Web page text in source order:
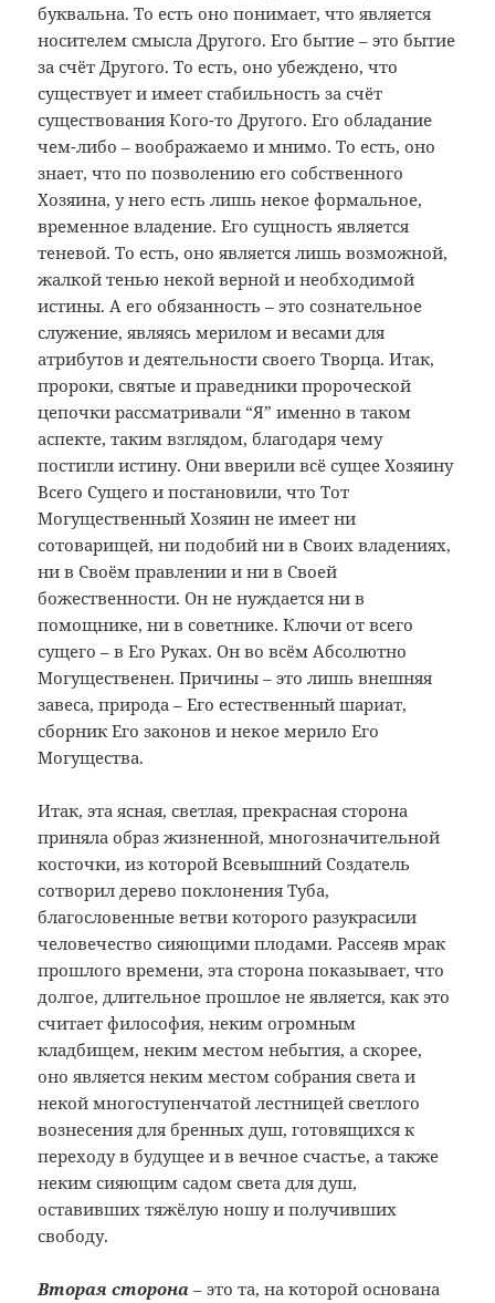
буквальна. То есть оно понимает, что является
носителем смысла Другого. Его бытие – это бытие
за счёт Другого. То есть, оно убеждено, что
существует и имеет стабильность за счёт
существования Кого-то Другого. Его обладание
чем-либо – воображаемо и мнимо. То есть, оно
знает, что по позволению его собственного
Хозяина, у него есть лишь некое формальное,
временное владение. Его сущность является
теневой. То есть, оно является лишь возможной,
жалкой тенью некой верной и необходимой
истины. А его обязанность – это сознательное
служение, являясь мерилом и весами для
атрибутов и деятельности своего Творца. Итак,
пророки, святые и праведники пророческой
цепочки рассматривали “Я” именно в таком
аспекте, таким взглядом, благодаря чему
постигли истину. Они вверили всё сущее Хозяину
Всего Сущего и постановили, что Тот
Могущественный Хозяин не имеет ни
сотоварищей, ни подобий ни в Своих владениях,
ни в Своём правлении и ни в Своей
божественности. Он не нуждается ни в
помощнике, ни в советнике. Ключи от всего
сущего – в Его Руках. Он во всём Абсолютно
Могущественен. Причины – это лишь внешняя
завеса, природа – Его естественный шариат,
сборник Его законов и некое мерило Его
Могущества.
Итак, эта ясная, светлая, прекрасная сторона
приняла образ жизненной, многозначительной
косточки, из которой Всевышний Создатель
сотворил дерево поклонения Туба,
благословенные ветви которого разукрасили
человечество сияющими плодами. Рассеяв мрак
прошлого времени, эта сторона показывает, что
долгое, длительное прошлое не является, как это
считает философия, неким огромным
кладбищем, неким местом небытия, а скорее,
оно является неким местом собрания света и
некой многоступенчатой лестницей светлого
вознесения для бренных душ, готовящихся к
переходу в будущее и в вечное счастье, а также
неким сияющим садом света для душ,
оставивших тяжёлую ношу и получивших
свободу.
Вторая сторона – это та, на которой основана